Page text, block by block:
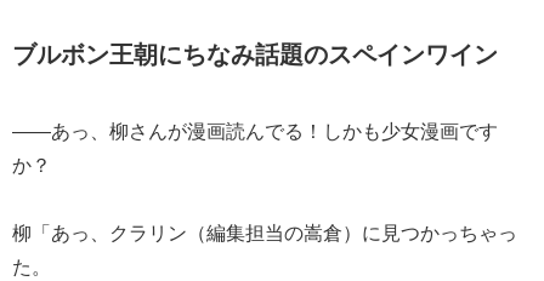
ブルボン王朝にちなみ話題のスペインワイン
――あっ、柳さんが漫画読んでる！しかも少女漫画です
か？
柳「あっ、クラリン（編集担当の嵩倉）に見つかっちゃっ
た。